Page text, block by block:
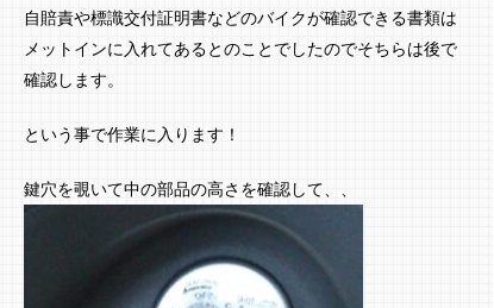
自賠責や標識交付証明書などのバイクが確認できる書類は
メットインに入れてあるとのことでしたのでそちらは後で
確認します。
という事で作業に入ります！
鍵穴を覗いて中の部品の高さを確認して、、